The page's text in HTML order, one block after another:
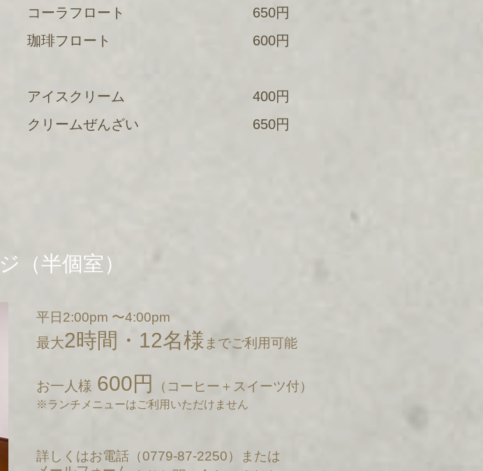
コーラフロート
珈琲フロート
アイスクリーム
クリームぜんざい
650円
600円
400円
650円
（半個室）
平日2:00pm 〜4:00pm
最大2時間・12名様 までご利用可能
お一人様 600円 （コーヒー＋スイーツ付）
※ランチメニューはご利用いただけません
詳しくはお電話（0779-87-2250）または